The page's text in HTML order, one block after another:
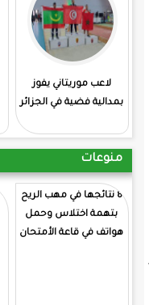
لاعب موريتاني يفوز
بمدالية فضية في الجزائر
منوعات
8 نتائجها في مهب الريح
بتهمة اختلاس وحمل
هواتف في قاعة الأمتحان